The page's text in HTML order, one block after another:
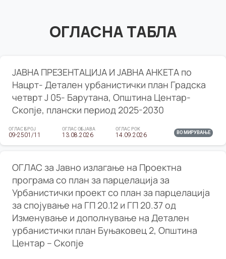
ОГЛАСНА ТАБЛА
ЈАВНА ПРЕЗЕНТАЦИЈА И ЈАВНА АНКЕТА по
Нацрт- Детален урбанистички план Градска
четврт Ј 05- Барутана, Општина Центар-
Скопје, плански период 2025-2030
ОГЛАС БРОЈ
09-2501/11
ОГЛАС ОБЈАВА
13.08.2026
ОГЛАС РОК
14.09.2026 ВО МИРУВАЊЕ
ОГЛАС за Јавно излагање на Проектна
програма со план за парцелација за
Урбанистички проект со план за парцелација
за спојување на ГП 20.12 и ГП 20.37 од
Изменување и дополнување на Детален
урбанистички план Буњаковец 2, Општина
Центар – Скопје